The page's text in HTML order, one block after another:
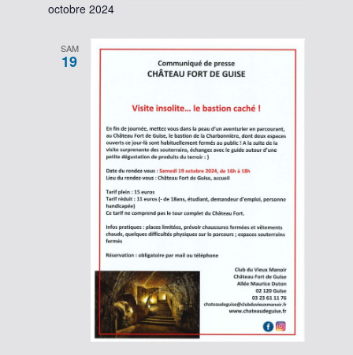
date.
octobre 2024
SAM
19